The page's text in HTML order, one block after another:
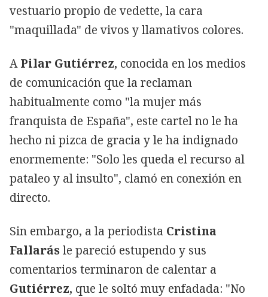
vestuario propio de vedette, la cara
"maquillada" de vivos y llamativos colores.
APilar Gutiérrez, conocida en los medios
de comunicación que la reclaman
habitualmente como "la mujer más
franquista de España", este cartel no le ha
hecho ni pizca de gracia y le ha indignado
enormemente: "Solo les queda el recurso al
pataleo y al insulto", clamó en conexión en
directo.
Sin embargo, a la periodista Cristina
Fallarásle pareció estupendo y sus
comentarios terminaron de calentar a
Gutiérrez, que le soltó muy enfadada: "No